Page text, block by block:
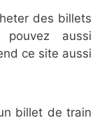
des billets
aussi
ce site aussi
billet de train